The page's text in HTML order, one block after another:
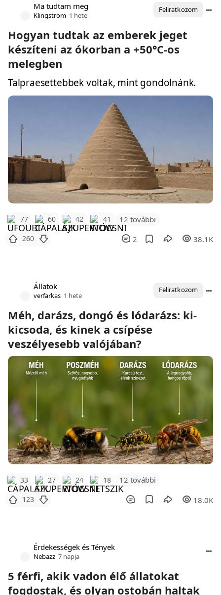
Ma tudtam meg
Klingstrom 1 hete
Feliratkozom
Hogyan tudtak az emberek jeget
készíteni az ókorban a +50°C-os
melegben
Talpraesettebbek voltak, mint gondolnánk.
77 60 42 41 12 további
260 2 38.1K
Állatok
verfarkas 1 hete
Feliratkozom
Méh, darázs, dongó és lódarázs: ki-
kicsoda, és kinek a csípése
veszélyesebb valójában?
33 27 24 18 12 további
123 18.0K
Érdekességek és Tények
Nebazz 7 napja
5 férfi, akik vadon élő állatokat
fogdostak, és olyan ostobán haltak